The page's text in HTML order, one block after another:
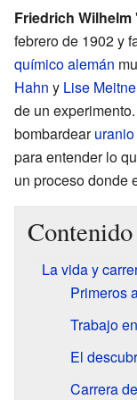
Friedrich
febrero de 1902 y
químicoalemán
Hahn y Lise
de un
bombardearuranio
para entender lo
un proceso donde
Contenido
La vida y
Primeros
Trabajo
El
Carrera